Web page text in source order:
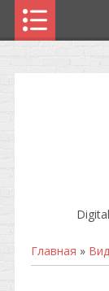
Главная »